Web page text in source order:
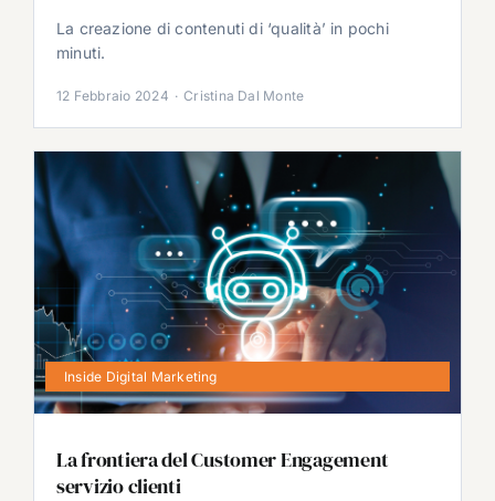
La creazione di contenuti di ‘qualità’ in pochi
minuti.
12 Febbraio 2024 · Cristina Dal Monte
Inside Digital Marketing
La frontiera del Customer Engagement
servizio clienti